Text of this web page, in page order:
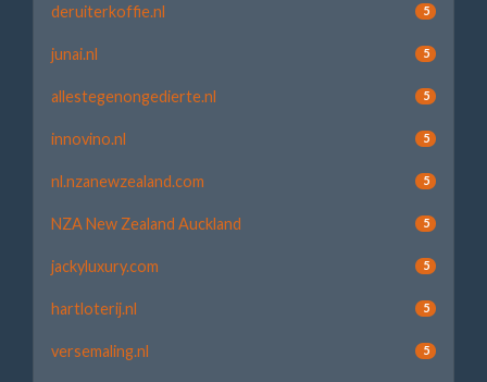
deruiterkoffie.nl 5
junai.nl 5
allestegenongedierte.nl 5
innovino.nl 5
nl.nzanewzealand.com 5
NZA New Zealand Auckland 5
jackyluxury.com 5
hartloterij.nl 5
versemaling.nl 5